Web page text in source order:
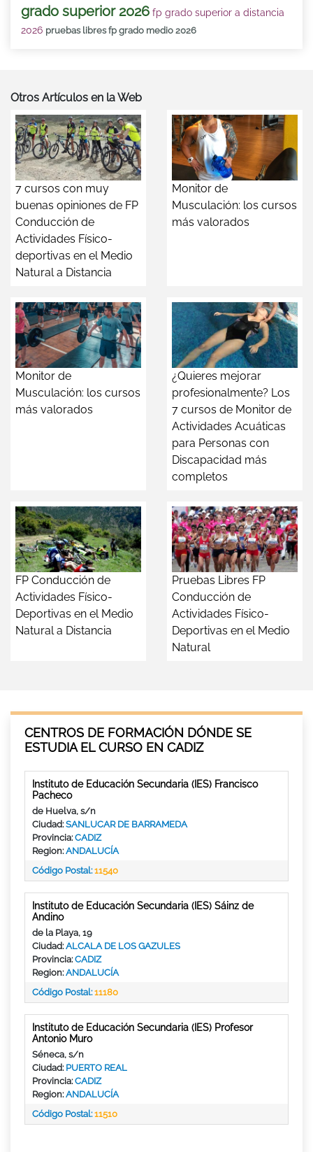
grado superior 2026 fp grado superior a distancia
2026 pruebas libres fp grado medio 2026
Otros Artículos en la Web
7 cursos con muy
buenas opiniones de FP
Conducción de
Actividades Físico-
deportivas en el Medio
Natural a Distancia
Monitor de
Musculación: los cursos
más valorados
Monitor de
Musculación: los cursos
más valorados
¿Quieres mejorar
profesionalmente? Los
7 cursos de Monitor de
Actividades Acuáticas
para Personas con
Discapacidad más
completos
FP Conducción de
Actividades Físico-
Deportivas en el Medio
Natural a Distancia
Pruebas Libres FP
Conducción de
Actividades Físico-
Deportivas en el Medio
Natural
CENTROS DE FORMACIÓN DÓNDE SE
ESTUDIA EL CURSO EN CADIZ
Instituto de Educación Secundaria (IES) Francisco
Pacheco
de Huelva, s/n
Ciudad:SANLUCAR DE BARRAMEDA
Provincia:CADIZ
Region:ANDALUCÍA
Código Postal:11540
Instituto de Educación Secundaria (IES) Sáinz de
Andino
de la Playa, 19
Ciudad:ALCALA DE LOS GAZULES
Provincia:CADIZ
Region:ANDALUCÍA
Código Postal:11180
Instituto de Educación Secundaria (IES) Profesor
Antonio Muro
Séneca, s/n
Ciudad: PUERTO REAL
Provincia:CADIZ
Region:ANDALUCÍA
Código Postal:11510